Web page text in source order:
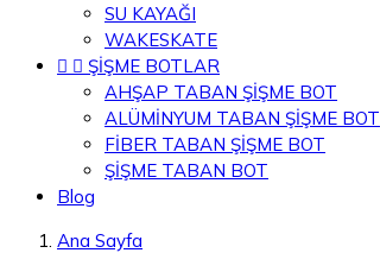
SU KAYAĞI
WAKESKATE
  ŞİŞME BOTLAR
AHŞAP TABAN ŞİŞME BOT
ALÜMİNYUM TABAN ŞİŞME BOT
FİBER TABAN ŞİŞME BOT
ŞİŞME TABAN BOT
Blog
Ana Sayfa